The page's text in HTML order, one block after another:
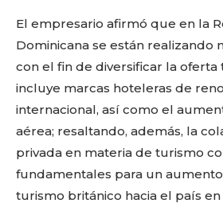
El empresario afirmó que en la
Dominicana se están realizando
con el fin de diversificar la
incluye marcas hoteleras de
internacional, así como el
aérea; resaltando, además, la
privada en materia de turismo
fundamentales para un
turismo británico hacia el país